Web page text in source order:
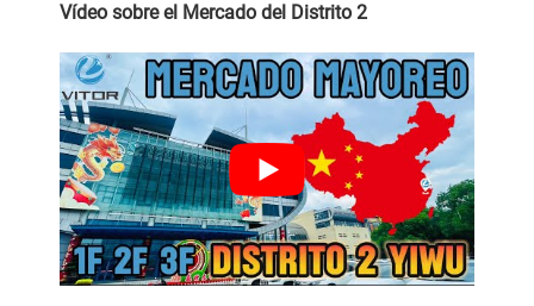
Vídeo sobre el Mercado del Distrito 2